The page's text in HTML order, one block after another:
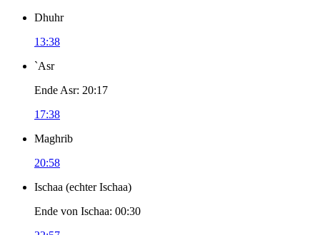
Dhuhr
13:38
`Asr
Ende Asr: 20:17
17:38
Maghrib
20:58
Ischaa (echter Ischaa)
Ende von Ischaa: 00:30